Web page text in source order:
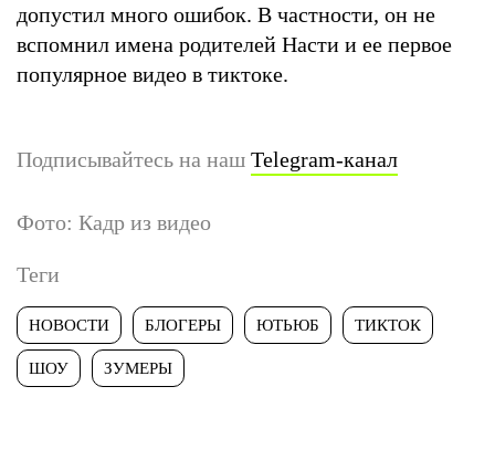
допустил много ошибок. В частности, он не
вспомнил имена родителей Насти и ее первое
популярное видео в тиктоке.
Подписывайтесь на наш Telegram-канал
Фото: Кадр из видео
Теги
НОВОСТИ БЛОГЕРЫ ЮТЬЮБ ТИКТОК
ШОУ ЗУМЕРЫ